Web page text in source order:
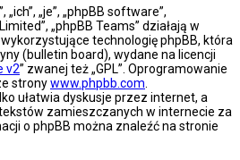
„je”, „phpBB software”,
„phpBB Teams” działają w
technologię phpBB, która
(bulletin board), wydane na licencji
v2” zwanej też „GPL”. Oprogramowanie
stronywww.phpbb.com
ułatwia dyskusje przez internet, a
zamieszczanych w internecie za
o phpBB można znaleźć na stronie